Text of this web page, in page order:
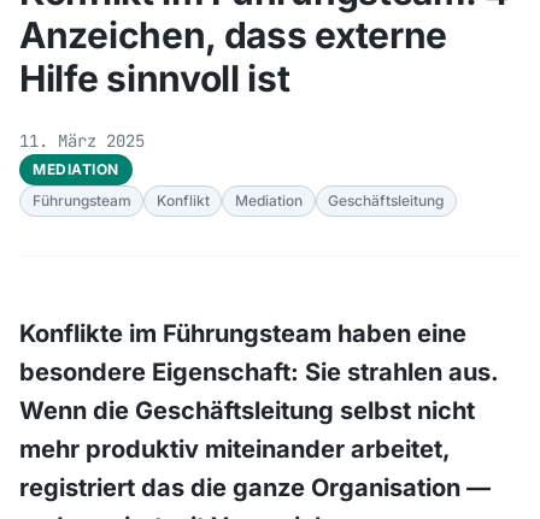
Anzeichen, dass externe
Hilfe sinnvoll ist
11. März 2025
MEDIATION
Führungsteam
Konflikt Mediation Geschäftsleitung
Konflikte im Führungsteam haben eine
besondere Eigenschaft: Sie strahlen aus.
Wenn die Geschäftsleitung selbst nicht
mehr produktiv miteinander arbeitet,
registriert das die ganze Organisation —